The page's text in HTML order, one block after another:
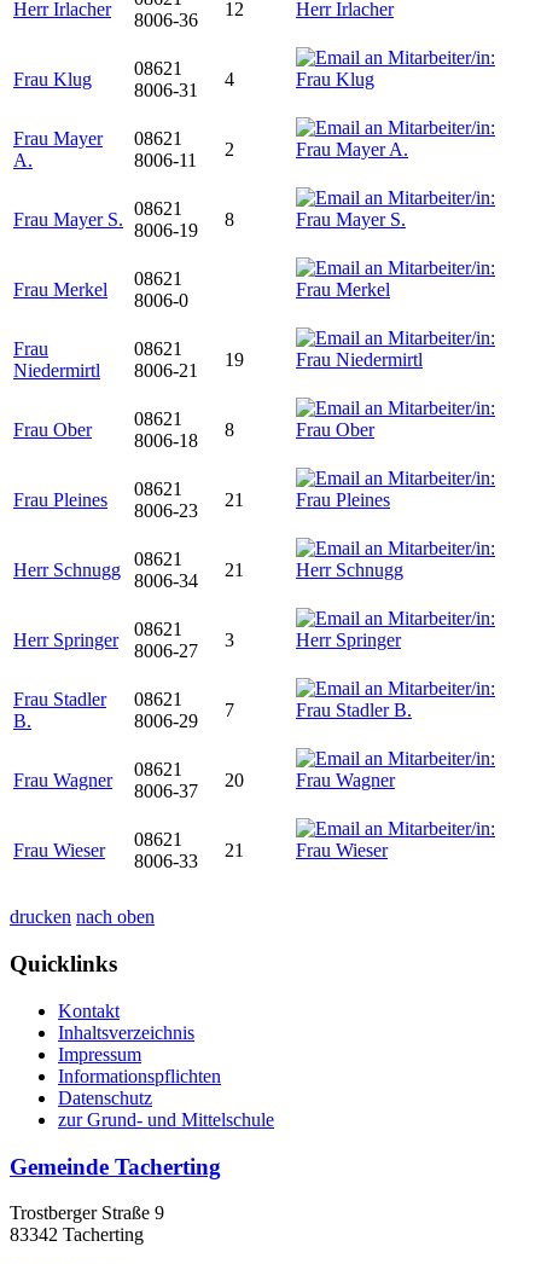
Herr Irlacher
8006-36
12
Frau Klug
08621
8006-31
4
Frau Mayer
A.
08621
8006-11
2
Frau Mayer S.
08621
8006-19
8
Frau Merkel
08621
8006-0
Frau
Niedermirtl
08621
8006-21
19
Frau Ober
08621
8006-18
8
Frau Pleines
08621
8006-23
21
Herr Schnugg
08621
8006-34
21
Herr Springer
08621
8006-27
3
Frau Stadler
B.
08621
8006-29
7
Frau Wagner
08621
8006-37
20
Frau Wieser
08621
8006-33
21
drucken nach oben
Quicklinks
Kontakt
Inhaltsverzeichnis
Impressum
Informationspflichten
Datenschutz
zur Grund- und Mittelschule
Gemeinde Tacherting
Trostberger Straße 9
83342 Tacherting